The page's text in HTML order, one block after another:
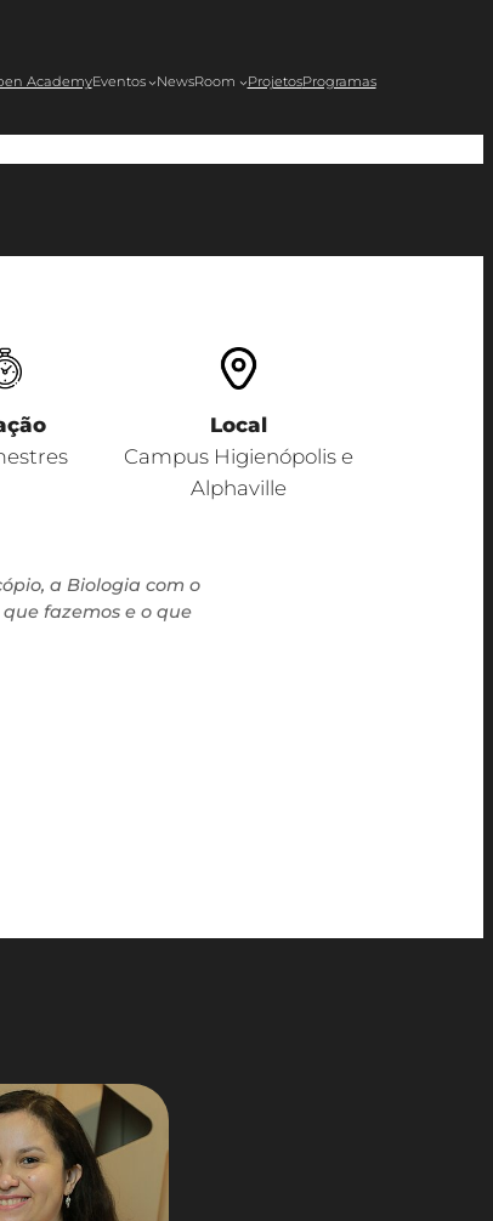
AcademyEventos NewsRoom ProjetosProgramas
Local
Campus Higienópolis e
Alphaville
a Biologia com o
fazemos e o que